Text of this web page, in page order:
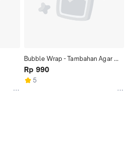
Bubble Wrap - Tambahan Agar
Produk Aman Terlindung
Rp 990
5